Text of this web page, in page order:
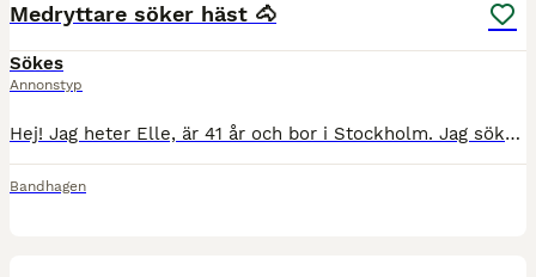
Medryttare söker häst 🐴
Sökes
Annonstyp
Hej! Jag heter Elle, är 41 år och bor i Stockholm. Jag söker en häst att rida och sköta om en eller ett par dagar i veckan. Jag red mycket när jag var yngre och har nu tagit upp ridningen igen. Seda
Bandhagen